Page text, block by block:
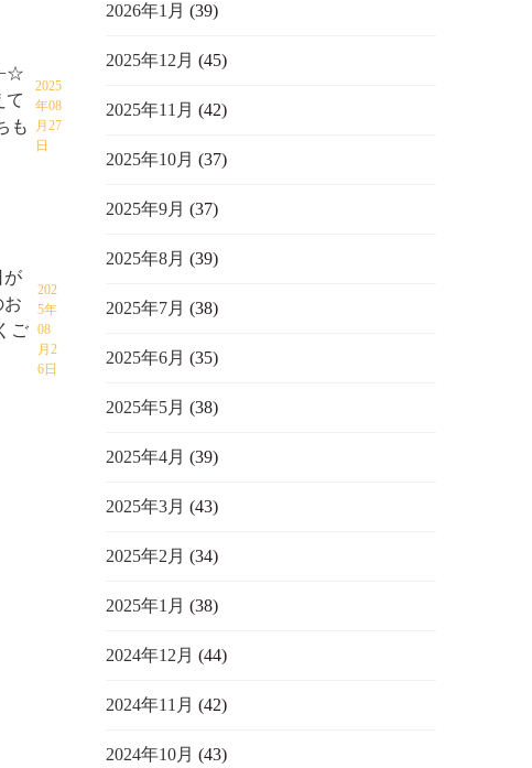
て
も
2025
年08
月27
日
が
お
ご
202
5年
08
月2
6日
2026年1月 (39)
2025年12月 (45)
2025年11月 (42)
2025年10月 (37)
2025年9月 (37)
2025年8月 (39)
2025年7月 (38)
2025年6月 (35)
2025年5月 (38)
2025年4月 (39)
2025年3月 (43)
2025年2月 (34)
2025年1月 (38)
2024年12月 (44)
2024年11月 (42)
2024年10月 (43)